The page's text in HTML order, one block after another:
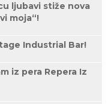
ljubavi stiže nova
moja“!
Industrial Bar!
iz pera Repera Iz